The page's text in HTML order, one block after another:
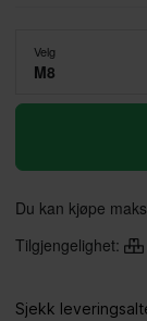
Velg
M8
Du kan kjøpe
Tilgjengelighet: